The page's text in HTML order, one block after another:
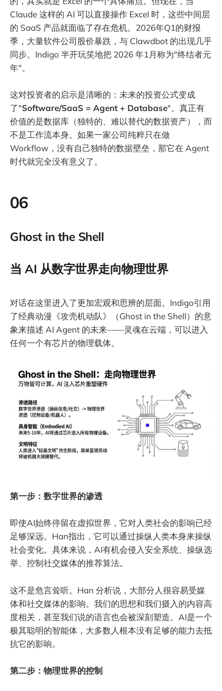
Claude 这样的 AI 可以直接操作 Excel 时，这些中间层
的 SaaS 产品就面临了存在危机。2026年Q1的财报
季，大量软件公司股价暴跌，与 Clawdbot 的出现几乎
同步。Indigo 半开玩笑地把 2026 年1月称为"终结者元
年"。
这对投资者的启示是清晰的：未来的投资公式变成
了"Software/SaaS = Agent + Database"。真正有
价值的是数据库（独特的、难以替代的数据资产），而
不是工作流本身。如果一家公司纯粹只在做
Workflow，没有自己独特的数据壁垒，那它在 Agent
时代就完全没有意义了。
06
Ghost in the Shell
当 AI 从数字世界走向物理世界
对话在这里进入了更加宏观和思辨的层面。Indigo引用
了经典动漫《攻壳机动队》（Ghost in the Shell）的意
象来描述 AI Agent 的未来——灵魂在云端，可以进入
任何一个有芯片的物理载体。
第一步：数字世界的渗透
即使AI始终停留在虚拟世界，它对人类社会的影响已经
足够深远。Han指出，它可以通过操纵人类本身来操纵
社会变化。具体来说，AI有机会侵入安全系统、操纵选
举、控制社交媒体的推荐算法。
这不是危言耸听。Han 分析说，大部分人很容易受媒
体和社交媒体的影响。我们的思想和我们摄入的内容高
度相关，甚至我们说的语言也会被深刻塑造。AI是一个
极其聪明的智能体，大多数人根本没有足够的能力去抵
抗它的影响。
第二步：物理世界的控制